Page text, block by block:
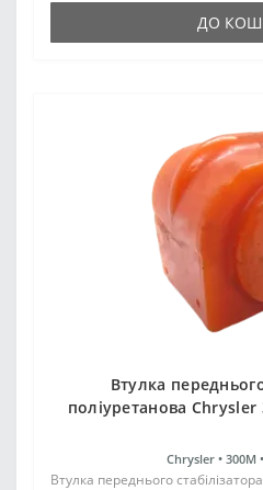
ДО
Втулка
поліуретанова Chrysler
Chrysler • 300M •
Втулка переднього